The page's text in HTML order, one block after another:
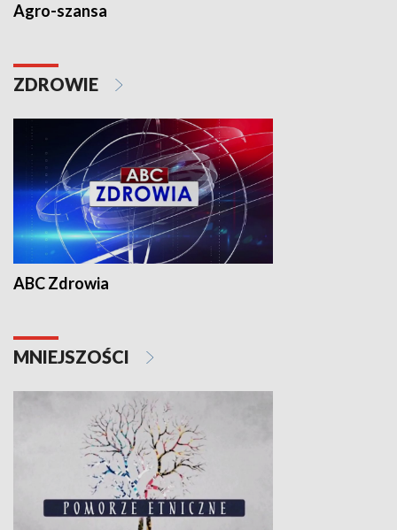
Agro-szansa
ZDROWIE
ABC Zdrowia
MNIEJSZOŚCI